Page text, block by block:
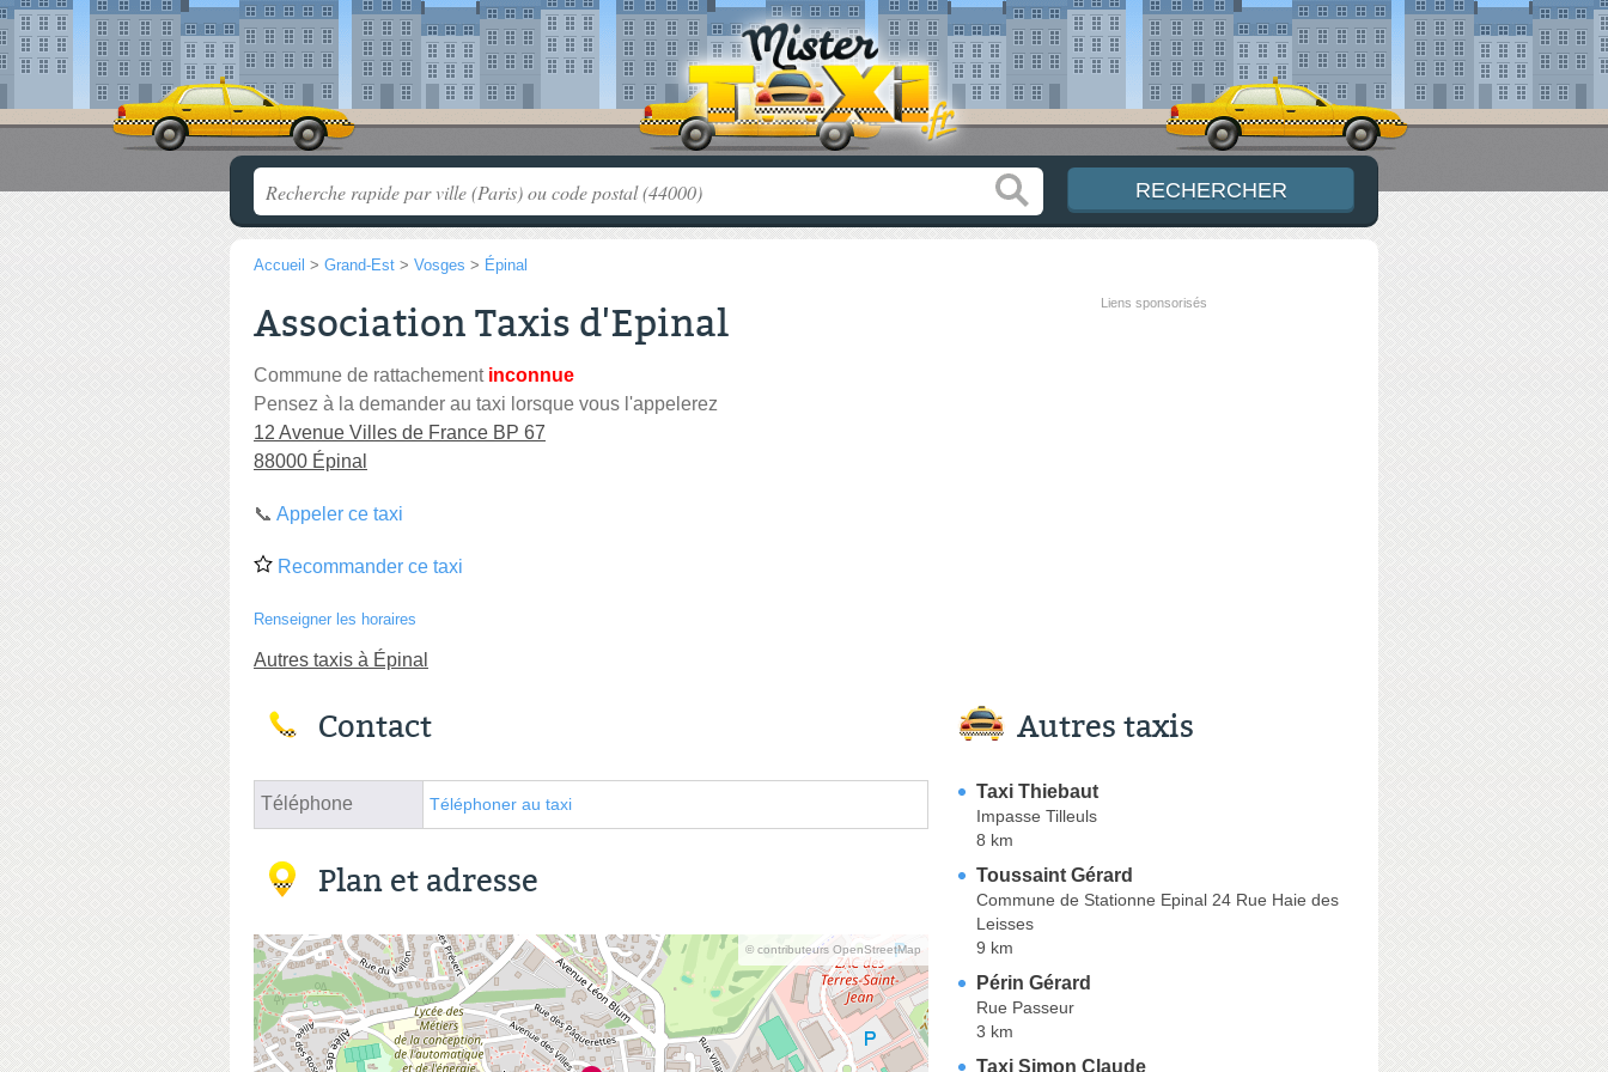
Accueil > Grand-Est > Vosges > Épinal
Association Taxis d'Epinal
Commune de rattachement inconnue
Pensez à la demander au taxi lorsque vous l'appelerez
12 Avenue Villes de France BP 67
88000 Épinal
📞 Appeler ce taxi
Recommander ce taxi
Renseigner les horaires
Autres taxis à Épinal
Contact
Téléphone Téléphoner au taxi
Plan et adresse
© contributeurs OpenStreetMap
Autres taxis
Taxi Thiebaut
Impasse Tilleuls
8 km
Toussaint Gérard
Commune de Stationne Epinal 24 Rue Haie des
Leisses
9 km
Périn Gérard
Rue Passeur
3 km
Taxi Simon Claude